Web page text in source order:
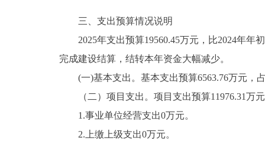
三、支出预算情况说明
2025年支出预算19560.45万元，比2024年年初
完成建设结算，结转本年资金大幅减少。
(一)基本支出。基本支出预算6563.76万元，占
（二）项目支出。项目支出预算11976.31万元
1.事业单位经营支出0万元。
2.上缴上级支出0万元。